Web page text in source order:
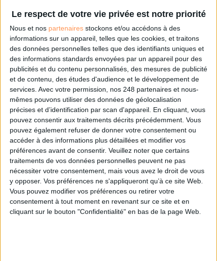
Le respect de votre vie privée est notre priorité
Nous et nos partenaires stockons et/ou accédons à des
informations sur un appareil, telles que les cookies, et traitons
des données personnelles telles que des identifiants uniques et
des informations standards envoyées par un appareil pour des
publicités et du contenu personnalisés, des mesures de publicité
et de contenu, des études d'audience et le développement de
services. Avec votre permission, nos 248 partenaires et nous-
mêmes pouvons utiliser des données de géolocalisation
précises et d’identification par scan d'appareil. En cliquant, vous
pouvez consentir aux traitements décrits précédemment. Vous
pouvez également refuser de donner votre consentement ou
accéder à des informations plus détaillées et modifier vos
préférences avant de consentir. Veuillez noter que certains
traitements de vos données personnelles peuvent ne pas
nécessiter votre consentement, mais vous avez le droit de vous
y opposer. Vos préférences ne s'appliqueront qu’à ce site Web.
Vous pouvez modifier vos préférences ou retirer votre
consentement à tout moment en revenant sur ce site et en
cliquant sur le bouton "Confidentialité" en bas de la page Web.
DSI du secteur public : le pivot de la transformation
Les derniers guides :
IA génératives : cas d’usage et retours d’expérience
Archivage physique et électronique : enjeux, méthodes et
outils
Stratégie data : tirez profit de l’intelligence des
données
LES DERNIÈRES PARUTIONS